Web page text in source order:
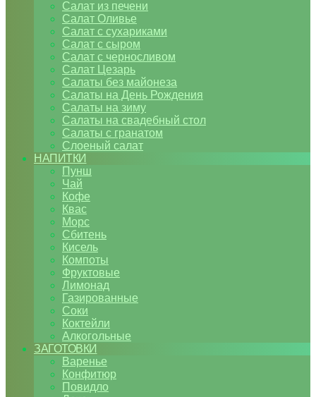
Салат из печени
Салат Оливье
Салат с сухариками
Салат с сыром
Салат с черносливом
Салат Цезарь
Салаты без майонеза
Салаты на День Рождения
Салаты на зиму
Салаты на свадебный стол
Салаты с гранатом
Слоеный салат
НАПИТКИ
Пунш
Чай
Кофе
Квас
Морс
Сбитень
Кисель
Компоты
Фруктовые
Лимонад
Газированные
Соки
Коктейли
Алкогольные
ЗАГОТОВКИ
Варенье
Конфитюр
Повидло